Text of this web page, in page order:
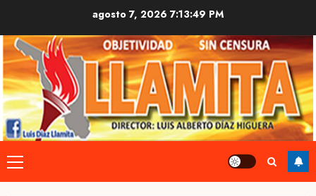
content
agosto 7, 2026 7:13:50 PM
Primary
Menu